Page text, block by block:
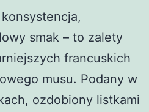
smak – to zalety
francuskich
musu. Podany w
ozdobiony listkami